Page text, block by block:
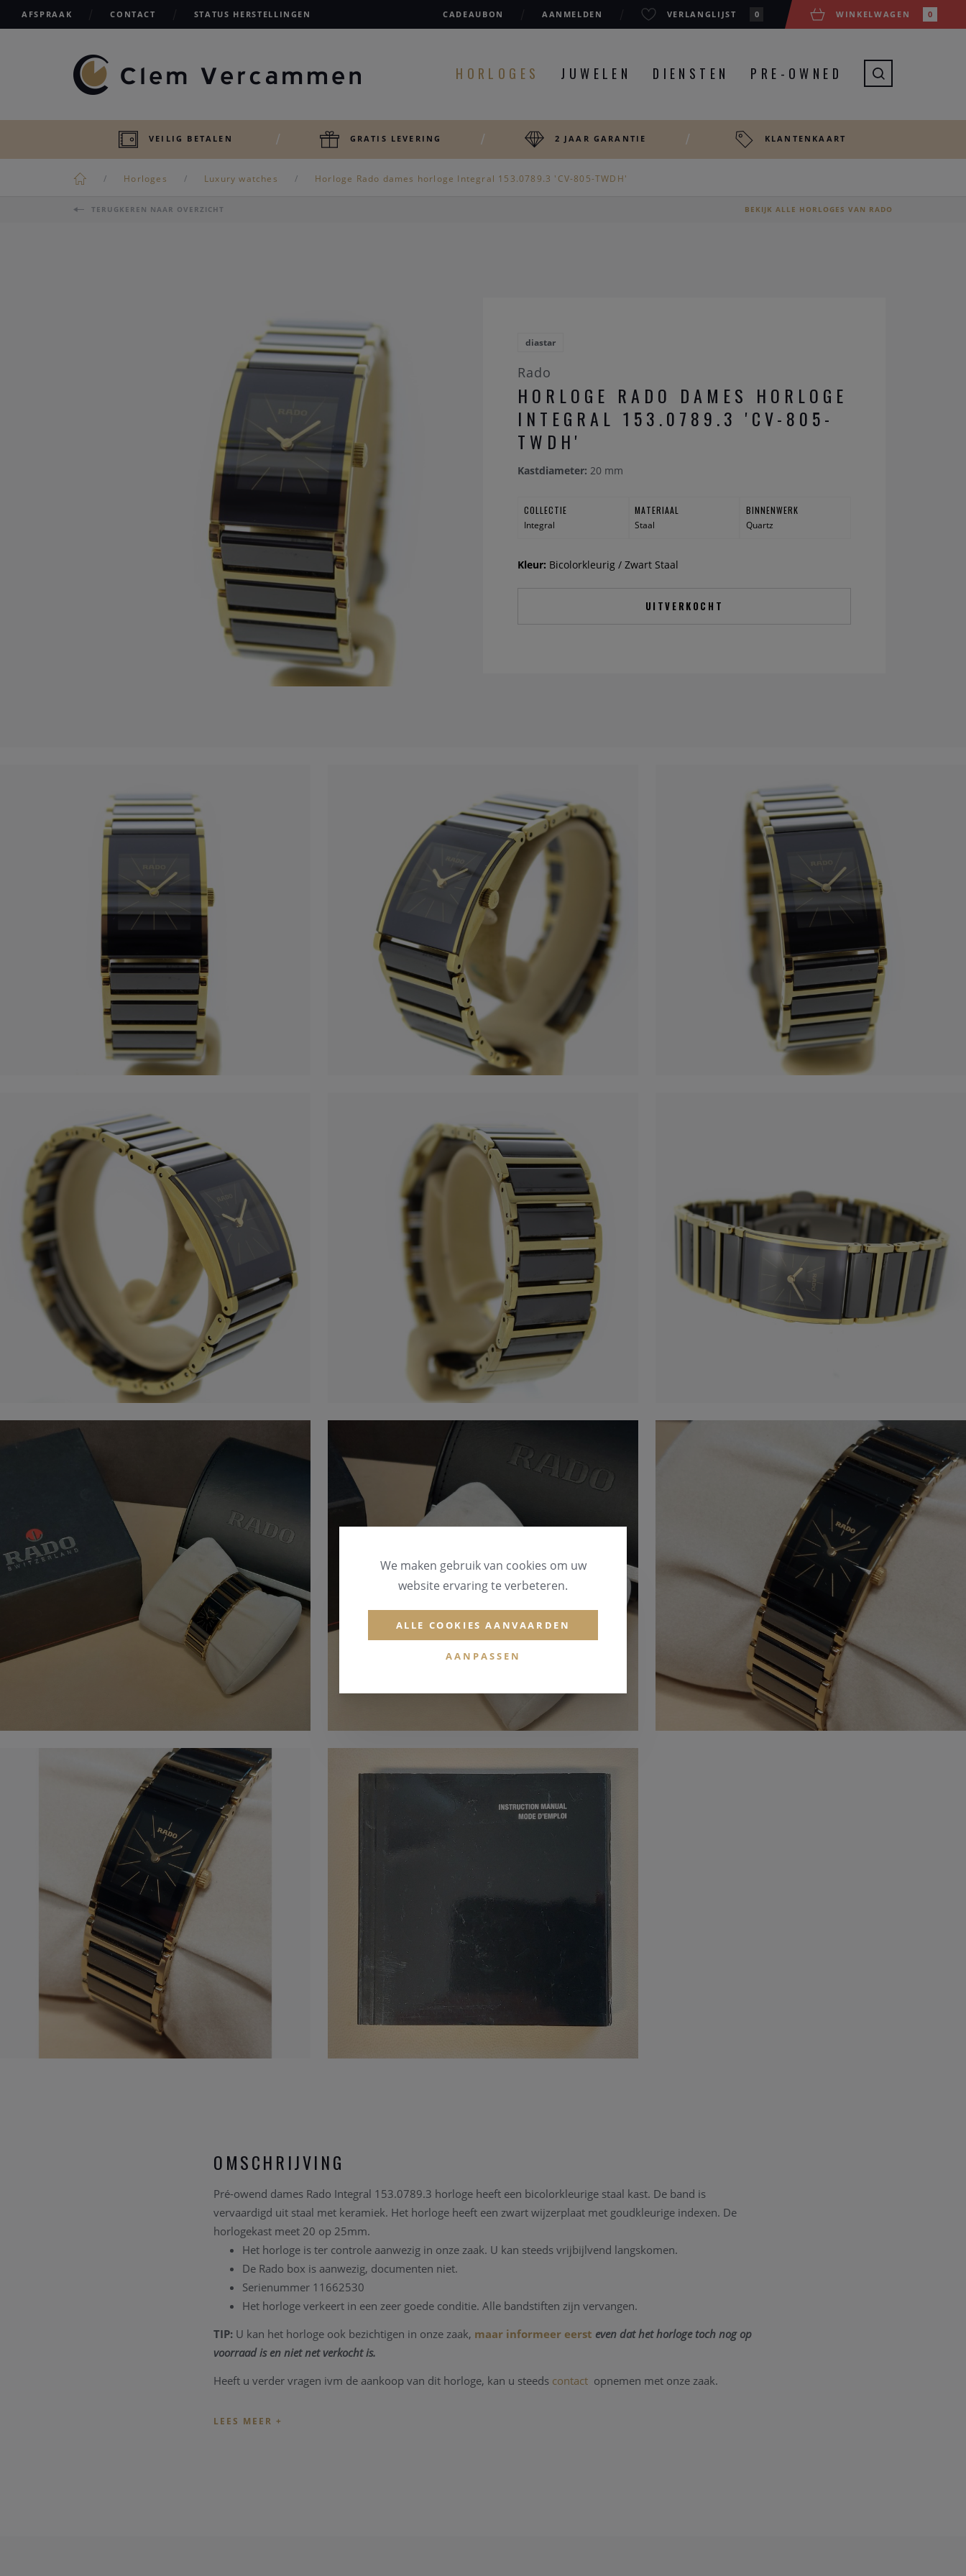
AFSPRAAK CONTACT STATUS HERSTELLINGEN CADEAUBON AANMELDEN VERLANGLIJST 0 WINKELWAGEN 0
HORLOGES JUWELEN DIENSTEN PRE-OWNED
VEILIG BETALEN GRATIS LEVERING 2 JAAR GARANTIE KLANTENKAART
Horloges Luxury watches Horloge Rado dames horloge Integral 153.0789.3 'CV-805-TWDH'
TERUGKEREN NAAR OVERZICHT BEKIJK ALLE HORLOGES VAN RADO
diastar
Rado
HORLOGE RADO DAMES HORLOGE
INTEGRAL 153.0789.3 'CV-805-
TWDH'
Kastdiameter: 20 mm
COLLECTIE
Integral
MATERIAAL
Staal
BINNENWERK
Quartz
Kleur: Bicolorkleurig / Zwart Staal
UITVERKOCHT
OMSCHRIJVING
Pré-owend dames Rado Integral 153.0789.3 horloge heeft een bicolorkleurige staal kast. De band is
vervaardigd uit staal met keramiek. Het horloge heeft een zwart wijzerplaat met goudkleurige indexen. De
horlogekast meet 20 op 25mm.
Het horloge is ter controle aanwezig in onze zaak. U kan steeds vrijbijlvend langskomen.
De Rado box is aanwezig, documenten niet.
Serienummer 11662530
Het horloge verkeert in een zeer goede conditie. Alle bandstiften zijn vervangen.
TIP: U kan het horloge ook bezichtigen in onze zaak, maar informeer eerst even dat het horloge toch nog op
voorraad is en niet net verkocht is.
Heeft u verder vragen ivm de aankoop van dit horloge, kan u steeds contact opnemen met onze zaak.
We maken gebruik van cookies om uw
website ervaring te verbeteren.
ALLE COOKIES AANVAARDEN
AANPASSEN